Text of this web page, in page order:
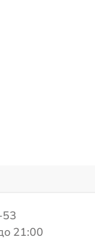
53
21:00